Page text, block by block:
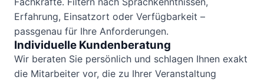
Erfahrung, Einsatzort oder Verfügbarkeit –
passgenau für Ihre Anforderungen.
Individuelle Kundenberatung
Wir beraten Sie persönlich und schlagen Ihnen exakt
die Mitarbeiter vor, die zu Ihrer Veranstaltung